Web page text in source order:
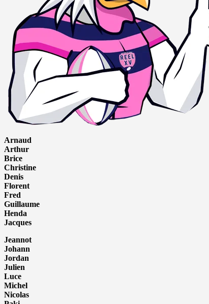
Arnaud
Arthur
Brice
Christine
Denis
Florent
Fred
Guillaume
Henda
Jacques
Jeannot
Johann
Jordan
Julien
Luce
Michel
Nicolas